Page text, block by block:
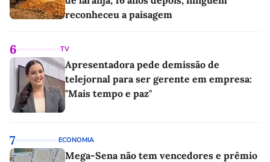
reconheceu a paisagem
6 TV
Apresentadora pede demissão de
telejornal para ser gerente em empresa:
"Mais tempo e paz"
7 ECONOMIA
Mega-Sena não tem vencedores e prêmio